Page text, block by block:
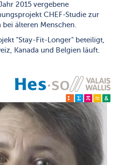
2015 vergebene
CHEF-Studie zur
älteren Menschen.
"Stay-Fit-Longer" beteiligt,
Kanada und Belgien läuft.